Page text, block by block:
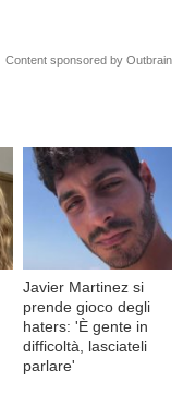
Content sponsored by Outbrain
Javier Martinez si
prende gioco degli
haters: 'È gente in
difficoltà, lasciateli
parlare'